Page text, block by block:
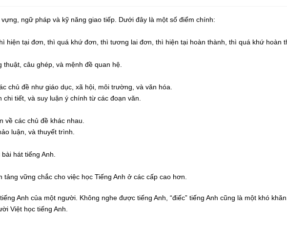
ngữ pháp và kỹ năng giao tiếp. Dưới đây là một số điểm chính:
hiện tại đơn, thì quá khứ đơn, thì tương lai đơn, thì hiện tại hoàn thành, thì quá khứ hoàn
câu ghép, và mệnh đề quan hệ.
chủ đề như giáo dục, xã hội, môi trường, và văn hóa.
tiết, và suy luận ý chính từ các đoạn văn.
về các chủ đề khác nhau.
luận, và thuyết trình.
hát tiếng Anh.
vững chắc cho việc học Tiếng Anh ở các cấp cao hơn.
Anh của một người. Không nghe được tiếng Anh, “điếc” tiếng Anh cũng là một khó
Việt học tiếng Anh.